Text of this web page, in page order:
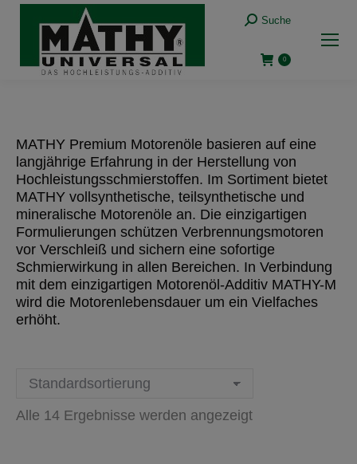
Suche:
Suche
0
MATHY Premium Motorenöle basieren auf eine
langjährige Erfahrung in der Herstellung von
Hochleistungsschmierstoffen. Im Sortiment bietet
MATHY vollsynthetische, teilsynthetische und
mineralische Motorenöle an. Die einzigartigen
Formulierungen schützen Verbrennungsmotoren
vor Verschleiß und sichern eine sofortige
Schmierwirkung in allen Bereichen. In Verbindung
mit dem einzigartigen Motorenöl-Additiv MATHY-M
wird die Motorenlebensdauer um ein Vielfaches
erhöht.
Alle 14 Ergebnisse werden angezeigt